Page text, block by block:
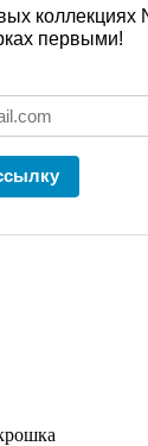
коллекциях
первыми!